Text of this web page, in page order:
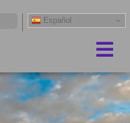
Español